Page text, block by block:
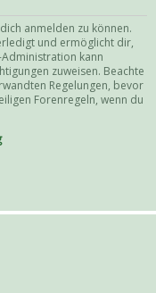
anmelden zu können.
und ermöglicht dir,
kann
zuweisen. Beachte
Regelungen, bevor
Forenregeln, wenn du